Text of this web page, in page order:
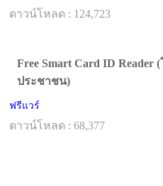
ดาวน์โหลด : 124,723
Free Smart Card ID
ประชาชน)
ฟรีแวร์
ดาวน์โหลด : 68,377